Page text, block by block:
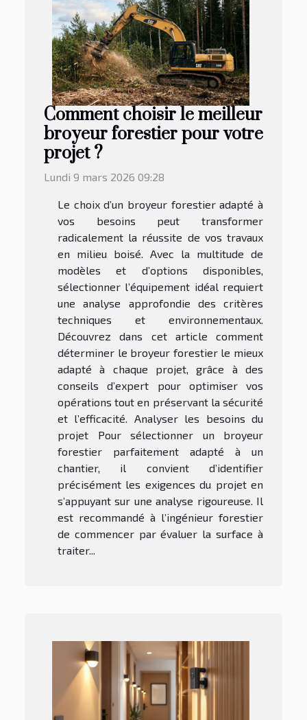
Comment choisir le meilleur
broyeur forestier pour votre
projet ?
Lundi 9 mars 2026 09:28
Le choix d’un broyeur forestier adapté à
vos besoins peut transformer
radicalement la réussite de vos travaux
en milieu boisé. Avec la multitude de
modèles et d’options disponibles,
sélectionner l’équipement idéal requiert
une analyse approfondie des critères
techniques et environnementaux.
Découvrez dans cet article comment
déterminer le broyeur forestier le mieux
adapté à chaque projet, grâce à des
conseils d’expert pour optimiser vos
opérations tout en préservant la sécurité
et l’efficacité. Analyser les besoins du
projet Pour sélectionner un broyeur
forestier parfaitement adapté à un
chantier, il convient d’identifier
précisément les exigences du projet en
s’appuyant sur une analyse rigoureuse. Il
est recommandé à l’ingénieur forestier
de commencer par évaluer la surface à
traiter...